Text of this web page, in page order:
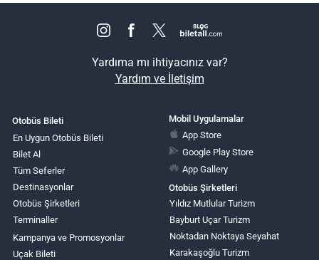
Yardıma mı ihtiyacınız var?
Yardım ve İletişim
Otobüs Bileti
En Uygun Otobüs Bileti
Bilet Al
Tüm Seferler
Destinasyonlar
Otobüs Şirketleri
Terminaller
Kampanya ve Promosyonlar
Uçak Bileti
Mobil Uygulamalar
App Store
Google Play Store
App Gallery
Otobüs Şirketleri
Yıldız Mutlular Turizm
Bayburt Uçar Turizm
Noktadan Noktaya Seyahat
Karakaşoğlu Turizm